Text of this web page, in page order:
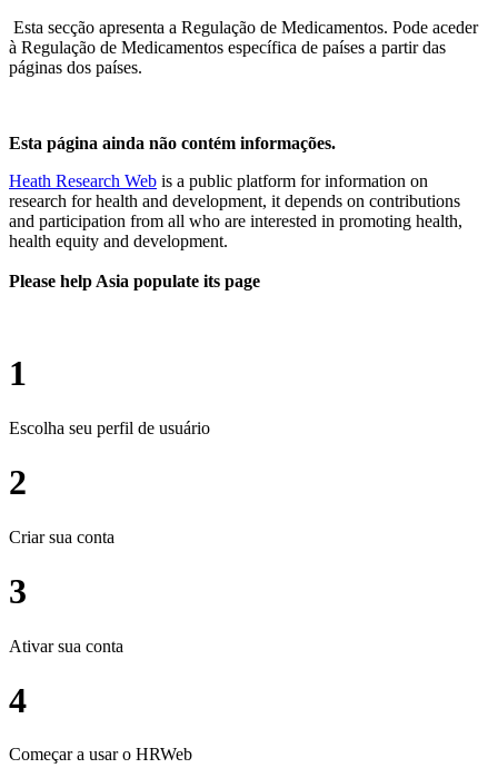
Esta secção apresenta a Regulação de Medicamentos. Pode aceder
à Regulação de Medicamentos específica de países a partir das
páginas dos países.
Esta página ainda não contém informações.
Heath Research Web is a public platform for information on
research for health and development, it depends on contributions
and participation from all who are interested in promoting health,
health equity and development.
Please help Asia populate its page
1
Escolha seu perfil de usuário
2
Criar sua conta
3
Ativar sua conta
4
Começar a usar o HRWeb